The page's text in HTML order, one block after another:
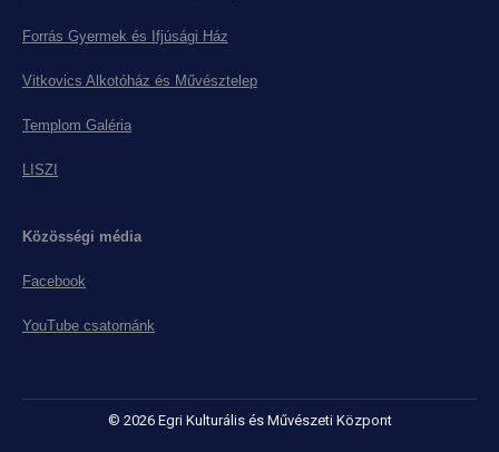
Forrás Gyermek és Ifjúsági Ház
Vitkovics Alkotóház és Művésztelep
Templom Galéria
LISZI
Közösségi média
Facebook
YouTube csatornánk
© 2026 Egri Kulturális és Művészeti Központ